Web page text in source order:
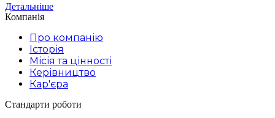
Детальніше
Компанія
Про компанію
Історія
Місія та цінності
Керівництво
Кар'єра
Стандарти роботи